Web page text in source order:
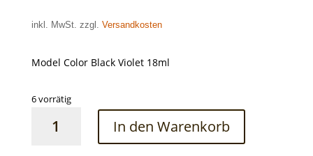
inkl. MwSt. zzgl. Versandkosten
Model Color Black Violet 18ml
6 vorrätig
Color
In den Warenkorb